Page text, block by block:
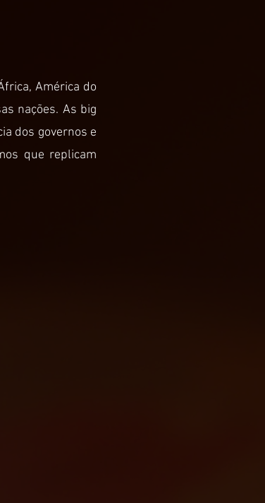
América do
nações. As big
dos governos e
que replicam